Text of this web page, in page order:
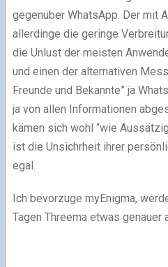
gegenüber WhatsApp. Der mit
allerdinge die geringe
die Unlust der meisten
und einen der alternativen
Freunde und Bekannte” ja
ja von allen Informationen
kämen sich wohl “wie
ist die Unsichrheit ihrer
egal.
Ich bevorzuge myEnigma,
Tagen Threema etwas genauer